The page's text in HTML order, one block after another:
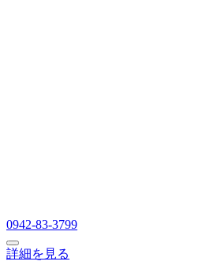
0942-83-3799
詳細を見る